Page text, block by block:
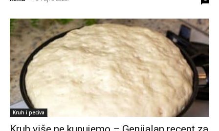
Kruh i peciva